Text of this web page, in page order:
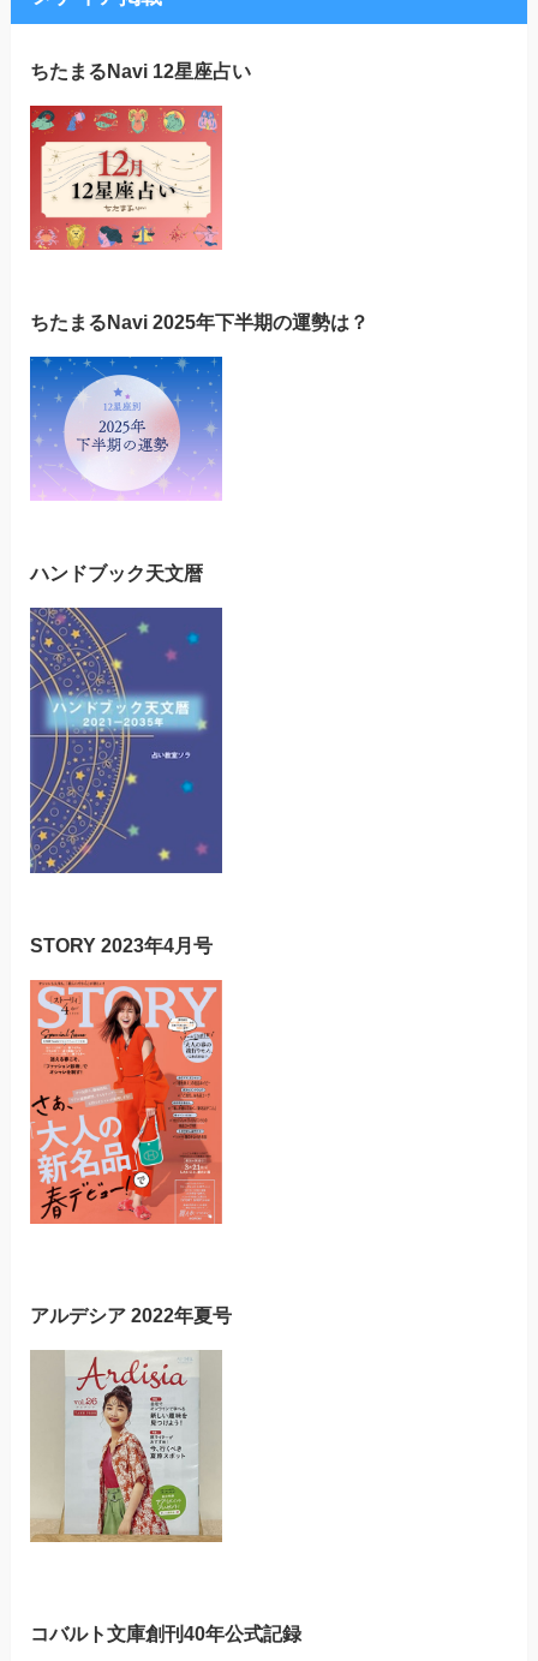
ちたまるNavi 12星座占い
ちたまるNavi 2025年下半期の運勢は？
ハンドブック天文暦
STORY 2023年4月号
アルデシア 2022年夏号
コバルト文庫創刊40年公式記録